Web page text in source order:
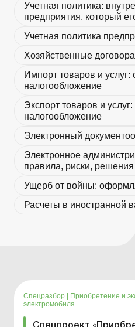
Учетная политика:
предприятия, который
Учетная политика
Хозяйственные договора
Импорт товаров и услуг:
налогообложение
Экспорт товаров и
налогообложение
Электронный
Электронное
правила, риски, решения
Ущерб от войны:
Расчеты в иностранной
Спецразбор
Приобретение и
электромобиля